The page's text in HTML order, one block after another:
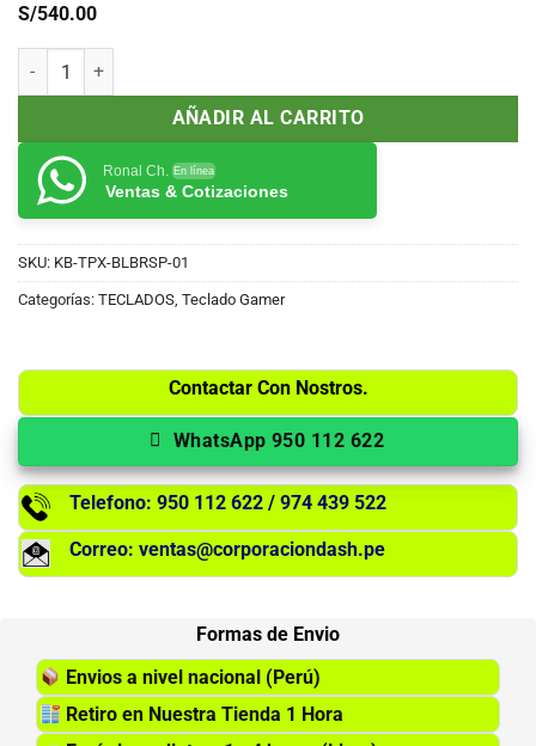
S/540.00
Teclado Thermaltake TT Premium X1 mecánico, Multimedia, USB
AÑADIR AL CARRITO
Ronal Ch. En línea
Ventas & Cotizaciones
SKU: KB-TPX-BLBRSP-01
Categorías: TECLADOS, Teclado Gamer
Contactar Con Nostros.
WhatsApp 950 112 622
Telefono: 950 112 622 / 974 439 522
Correo: ventas@corporaciondash.pe
Formas de Envio
Envios a nivel nacional (Perú)
Retiro en Nuestra Tienda 1 Hora